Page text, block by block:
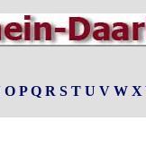
O P Q R S T U V W X